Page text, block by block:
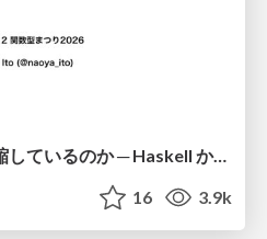
アルゴリズムは何を圧縮しているのか ─ Haskell から育った「圧縮代数」というメンタルモデル
16 3.9k